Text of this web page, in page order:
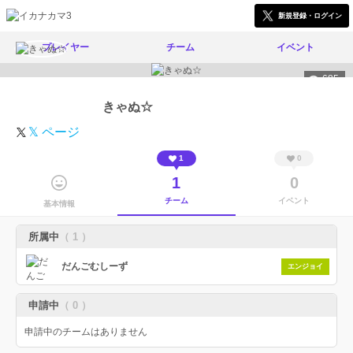
新規登録・ログイン
プレイヤー チーム イベント
685
きゃぬ☆
𝕏 ページ
基本情報
1
1
チーム
0
0
イベント
所属中 （ 1 ）
だんごむしーず エンジョイ
申請中 （ 0 ）
申請中のチームはありません